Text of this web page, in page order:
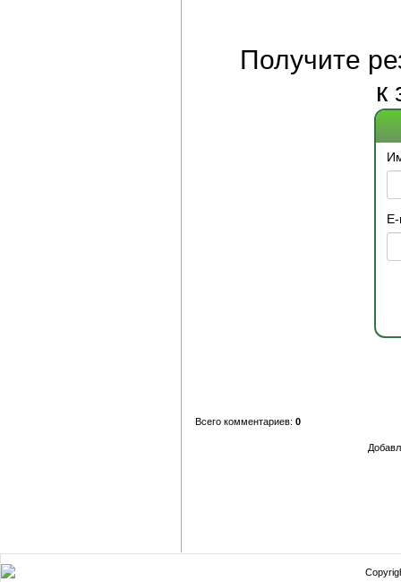
Получите
к
Всего комментариев: 0